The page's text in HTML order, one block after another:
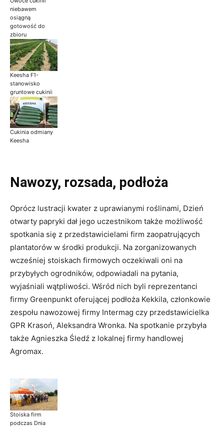
niebawem
osiągną
gotowość do
zbioru
Keesha F1-
stanowisko
gruntowe cukinii
Cukinia odmiany
Keesha
Nawozy, rozsada, podłoża
Oprócz lustracji kwater z uprawianymi roślinami, Dzień
otwarty papryki dał jego uczestnikom także możliwość
spotkania się z przedstawicielami firm zaopatrujących
plantatorów w środki produkcji. Na zorganizowanych
wcześniej stoiskach firmowych oczekiwali oni na
przybyłych ogrodników, odpowiadali na pytania,
wyjaśniali wątpliwości. Wśród nich byli reprezentanci
firmy Greenpunkt oferującej podłoża Kekkila, członkowie
zespołu nawozowej firmy Intermag czy przedstawicielka
GPR Krasoń, Aleksandra Wronka. Na spotkanie przybyła
także Agnieszka Śledź z lokalnej firmy handlowej
Agromax.
Stoiska firm
podczas Dnia